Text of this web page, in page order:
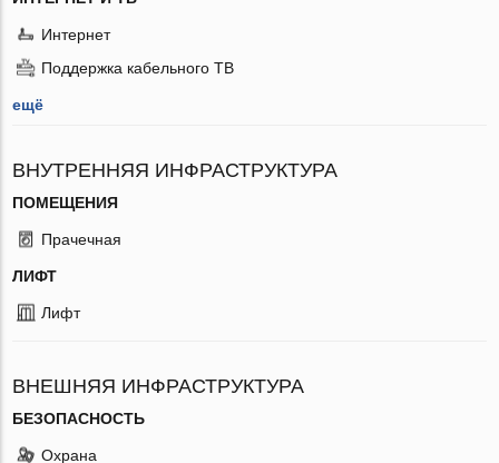
Интернет
Поддержка кабельного ТВ
ещё
ВНУТРЕННЯЯ ИНФРАСТРУКТУРА
ПОМЕЩЕНИЯ
Прачечная
ЛИФТ
Лифт
ВНЕШНЯЯ ИНФРАСТРУКТУРА
БЕЗОПАСНОСТЬ
Охрана